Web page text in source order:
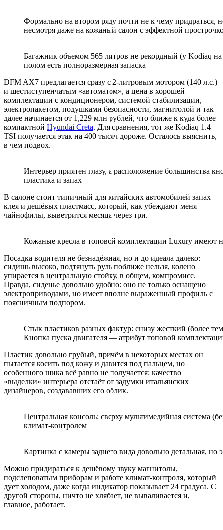
Формально на втором ряду почти не к чему придраться,
несмотря даже на кожаный салон с эффектной
Багажник объемом 565 литров не рекордный (у Kodiaq
полом есть полноразмерная запаска
DFM AX7 предлагается сразу с 2-литровым мотором (140 л.с.)
и шестиступенчатым «автоматом», а цена в хорошей
комплектации с кондиционером, системой стабилизации,
электропакетом, подушками безопасности, магнитолой и так
далее начинается от 1,229 млн рублей, что ближе к куда более
компактной Hyundai Creta. Для сравнения, тот же Kodiaq 1.4
TSI получается этак на 400 тысяч дороже. Осталось выяснить,
в чем подвох.
Интерьер приятен глазу, а расположение большинства
пластика и запах
В салоне стоит типичный для китайских автомобилей запах
клея и дешёвых пластмасс, который, как убеждают меня
чайнофилы, выветрится месяца через три.
Кожаные кресла в топовой комплектации Luxury имеют
Посадка водителя не безнадёжная, но и до идеала далеко:
сидишь высоко, подтянуть руль поближе нельзя, колено
упирается в центральную стойку, в общем, компромисс.
Правда, сиденье довольно удобно: оно не только оснащено
электроприводами, но имеет вполне выраженный профиль с
поясничным подпором.
Стык пластиков разных фактур: снизу жесткий (более
Кнопка пуска двигателя — атрибут топовой
Пластик довольно грубый, причём в некоторых местах он
пытается косить под кожу и давится под пальцем, но
особенного шика всё равно не получается: качество
«выделки» интерьера отстаёт от задумки итальянских
дизайнеров, создававших его облик.
Центральная консоль: сверху мультимедийная система
климат-контролем
Картинка с камеры заднего вида довольно детальная, но
Можно придираться к дешёвому звуку магнитолы,
подслеповатым приборам и работе климат-контроля, который
дует холодом, даже когда индикатор показывает 24 градуса. С
другой стороны, ничто не хлябает, не вываливается и,
главное, работает.